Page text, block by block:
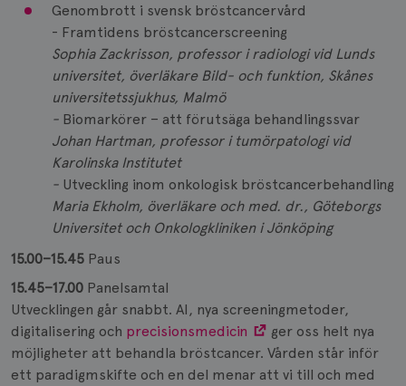
Genombrott i svensk bröstcancervård
- Framtidens bröstcancerscreening
Sophia Zackrisson, professor i radiologi vid Lunds
universitet, överläkare Bild- och funktion, Skånes
universitetssjukhus, Malmö
- Biomarkörer – att förutsäga behandlingssvar
Johan Hartman, professor i tumörpatologi vid
Karolinska Institutet
- Utveckling inom onkologisk bröstcancerbehandling
Maria Ekholm, överläkare och med. dr., Göteborgs
Universitet och Onkologkliniken i Jönköping
15.00–15.45 Paus
15.45–17.00 Panelsamtal
Utvecklingen går snabbt. AI, nya screeningmetoder,
digitalisering och precisionsmedicin
ger oss helt nya
möjligheter att behandla bröstcancer. Vården står inför
ett paradigmskifte och en del menar att vi till och med